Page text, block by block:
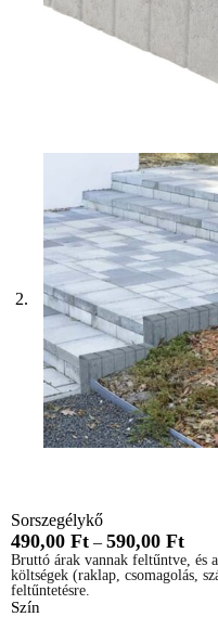
Sorszegélykő
490,00 Ft – 590,00 Ft
Bruttó árak vannak feltűntve, és
költségek (raklap, csomagolás,
feltűntetésre.
Szín